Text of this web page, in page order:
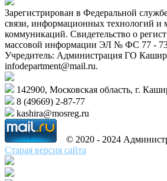
Зарегистрирован в Федеральной
связи, информационных технологий и
коммуникаций. Свидетельство о
массовой информации ЭЛ № ФС 77 -
Учредитель: Администрация ГО
infodepartment@mail.ru.
142900, Московская область, г.
8 (49669) 2-87-77
kashira@mosreg.ru
© 2020 - 2024
Старая версия сайта